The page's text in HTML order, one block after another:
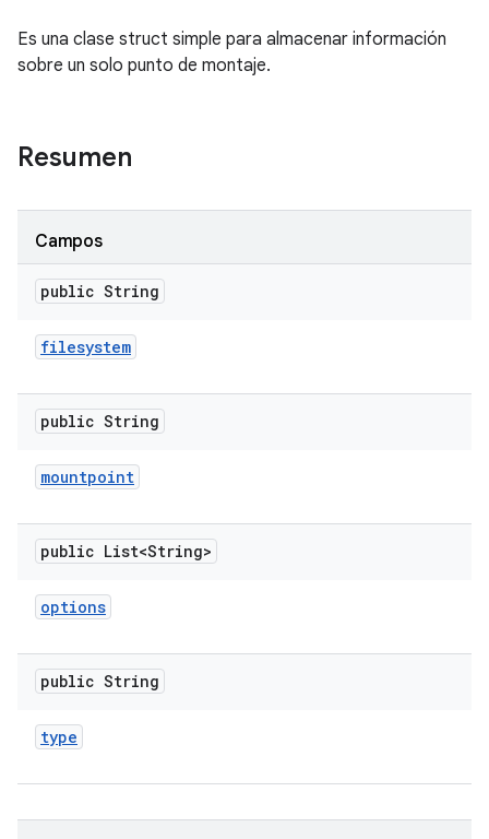
Es una clase struct simple para almacenar información
sobre un solo punto de montaje.
Resumen
Campos
public String
filesystem
public String
mountpoint
public List<String>
options
public String
type